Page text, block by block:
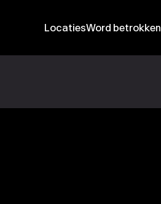
LocatiesWord betrokken